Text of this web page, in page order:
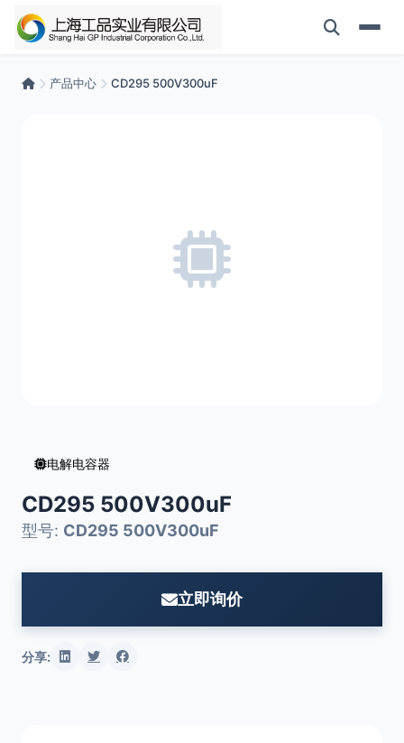
产品中心 CD295 500V300uF
电解电容器
CD295 500V300uF
型号: CD295 500V300uF
立即询价
分享: